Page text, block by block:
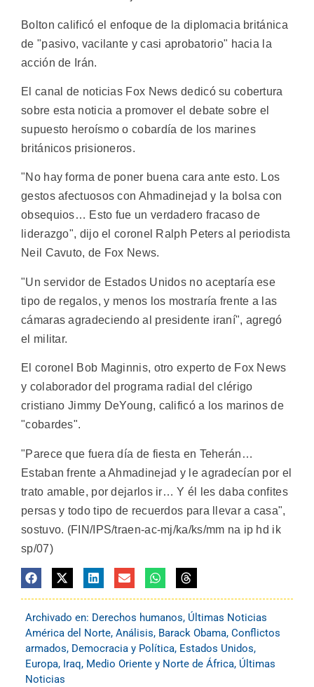
Bolton calificó el enfoque de la diplomacia británica
de "pasivo, vacilante y casi aprobatorio" hacia la
acción de Irán.
El canal de noticias Fox News dedicó su cobertura
sobre esta noticia a promover el debate sobre el
supuesto heroísmo o cobardía de los marines
británicos prisioneros.
"No hay forma de poner buena cara ante esto. Los
gestos afectuosos con Ahmadinejad y la bolsa con
obsequios… Esto fue un verdadero fracaso de
liderazgo", dijo el coronel Ralph Peters al periodista
Neil Cavuto, de Fox News.
"Un servidor de Estados Unidos no aceptaría ese
tipo de regalos, y menos los mostraría frente a las
cámaras agradeciendo al presidente iraní", agregó
el militar.
El coronel Bob Maginnis, otro experto de Fox News
y colaborador del programa radial del clérigo
cristiano Jimmy DeYoung, calificó a los marinos de
"cobardes".
"Parece que fuera día de fiesta en Teherán…
Estaban frente a Ahmadinejad y le agradecían por el
trato amable, por dejarlos ir… Y él les daba confites
persas y todo tipo de recuerdos para llevar a casa",
sostuvo. (FIN/IPS/traen-ac-mj/ka/ks/mm na ip hd ik
sp/07)
Archivado en: Derechos humanos, Últimas Noticias
América del Norte, Análisis, Barack Obama, Conflictos
armados, Democracia y Política, Estados Unidos,
Europa, Iraq, Medio Oriente y Norte de África, Últimas
Noticias